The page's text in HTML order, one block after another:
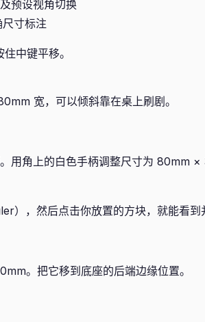
预设视角切换
寸标注
中键平移。
宽，可以倾斜靠在桌上刷剧。
用角上的白色手柄调整尺寸为 80mm
），然后点击你放置的方块，就能看到
。把它移到底座的后端边缘位置。